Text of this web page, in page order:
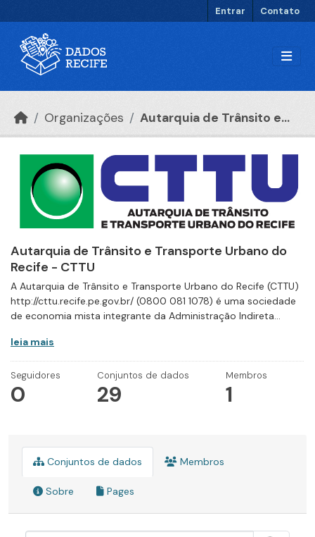
Entrar Contato
Organizações Autarquia de Trânsito e...
Autarquia de Trânsito e Transporte Urbano do
Recife - CTTU
A Autarquia de Trânsito e Transporte Urbano do Recife (CTTU)
http://cttu.recife.pe.gov.br/ (0800 081 1078) é uma sociedade
de economia mista integrante da Administração Indireta...
leia mais
Seguidores
0
Conjuntos de dados
29
Membros
1
Conjuntos de dados Membros
Sobre Pages